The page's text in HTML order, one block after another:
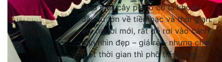
Mua một cây piano cơ là khoản
đầu tư lớn về tiền bạc và thời gian.
Với người mới, rất dễ rơi vào cảnh:
đàn nhìn đẹp – giá rẻ – nhưng chơi
một thời gian thì phô tiếng, kẹt...